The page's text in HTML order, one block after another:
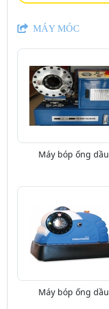
MÁY MÓC
Máy bóp ống dầu
Máy bóp ống dầu